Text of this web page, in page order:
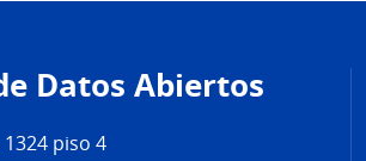
Datos Abiertos
piso 4